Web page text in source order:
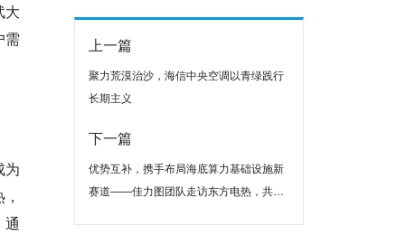
大
需
为
上一篇
聚力荒漠治沙，海信中央空调以青绿践行
长期主义
下一篇
优势互补，携手布局海底算力基础设施新
赛道——佳力图团队走访东方电热，共